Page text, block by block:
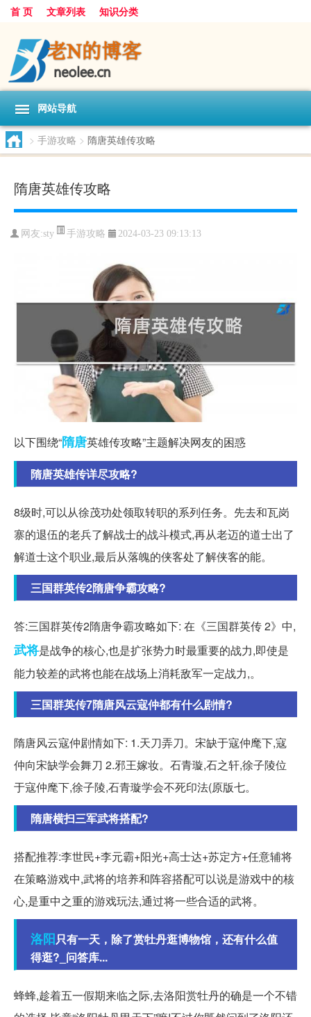
首 页 文章列表 知识分类
网站导航
> 手游攻略 > 隋唐英雄传攻略
隋唐英雄传攻略
网友:sty 手游攻略 2024-03-23 09:13:13
以下围绕“隋唐英雄传攻略”主题解决网友的困惑
隋唐英雄传详尽攻略?
8级时,可以从徐茂功处领取转职的系列任务。先去和瓦岗
寨的退伍的老兵了解战士的战斗模式,再从老迈的道士出了
解道士这个职业,最后从落魄的侠客处了解侠客的能。
三国群英传2隋唐争霸攻略?
答:三国群英传2隋唐争霸攻略如下: 在《三国群英传 2》中,
武将是战争的核心,也是扩张势力时最重要的战力,即使是
能力较差的武将也能在战场上消耗敌军一定战力,。
三国群英传7隋唐风云寇仲都有什么剧情?
隋唐风云寇仲剧情如下: 1.天刀弄刀。宋缺于寇仲麾下,寇
仲向宋缺学会舞刀 2.邪王嫁妆。石青璇,石之轩,徐子陵位
于寇仲麾下,徐子陵,石青璇学会不死印法(原版七。
隋唐横扫三军武将搭配?
搭配推荐:李世民+李元霸+阳光+高士达+苏定方+任意辅将
在策略游戏中,武将的培养和阵容搭配可以说是游戏中的核
心,是重中之重的游戏玩法,通过将一些合适的武将。
洛阳只有一天，除了赏牡丹逛博物馆，还有什么值
得逛?_问答库...
蜂蜂,趁着五一假期来临之际,去洛阳赏牡丹的确是一个不错